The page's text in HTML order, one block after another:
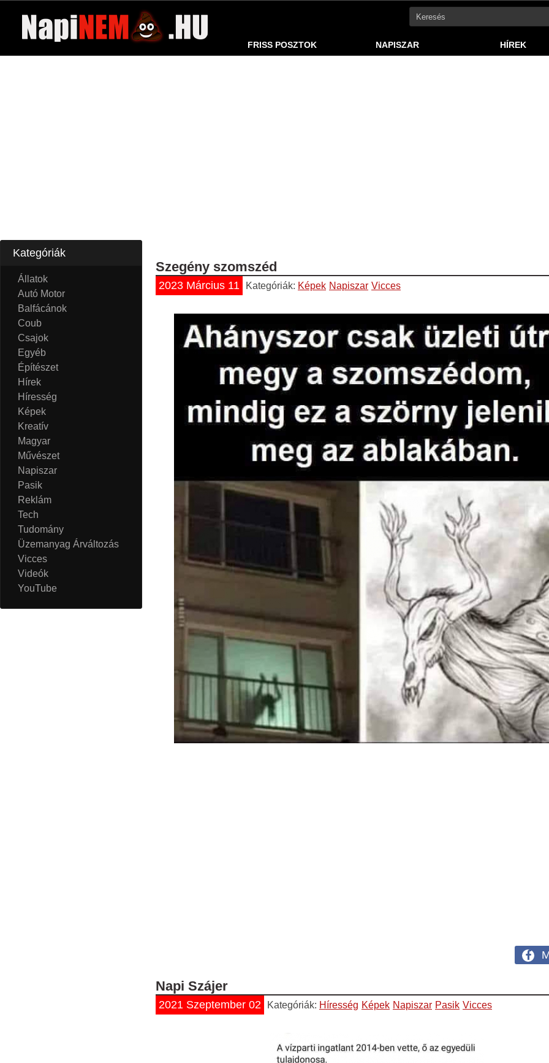
FRISS POSZTOK NAPISZAR HÍREK
Kategóriák
Állatok
Autó Motor
Balfácánok
Coub
Csajok
Egyéb
Építészet
Hírek
Híresség
Képek
Kreatív
Magyar
Művészet
Napiszar
Pasik
Reklám
Tech
Tudomány
Üzemanyag Árváltozás
Vicces
Videók
YouTube
Szegény szomszéd
2023 Március 11 Kategóriák: Képek Napiszar Vicces
Napi Szájer
2021 Szeptember 02 Kategóriák: Híresség Képek Napiszar Pasik Vicces